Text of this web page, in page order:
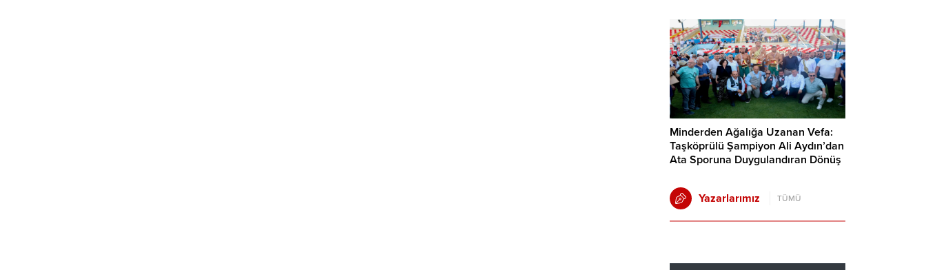
Minderden Ağalığa Uzanan Vefa:
Taşköprülü Şampiyon Ali Aydın’dan
Ata Sporuna Duygulandıran Dönüş
Yazarlarımız TÜMÜ